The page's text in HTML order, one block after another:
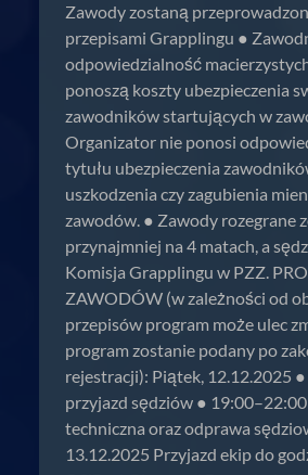
Zawody zostaną
przepisami Grapplingu ●
odpowiedzialność
ponoszą koszty ubezpieczenia
zawodników startujących w
Organizator nie ponosi
tytułu ubezpieczenia
uszkodzenia czy zagubienia
zawodów. ● Zawody rozegrane
przynajmniej na 4 matach, a
Komisja Grapplingu w PZZ.
ZAWODÓW (w zależności od
przepisów program może ulec
program zostanie podany po
rejestracji): Piątek, 12.12.2025
przyjazd sędziów ●
techniczna oraz odprawa
13.12.2025 Przyjazd ekip do